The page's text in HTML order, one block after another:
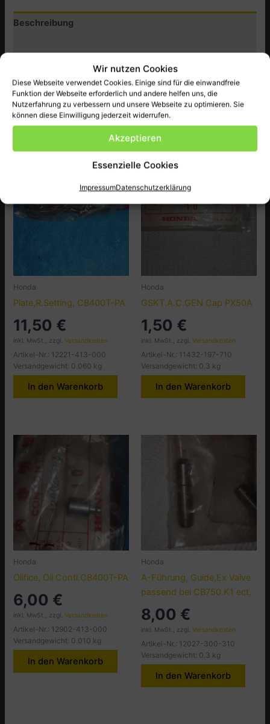
Wir nutzen Cookies
Diese Webseite verwendet Cookies. Einige sind für die einwandfreie
Funktion der Webseite erforderlich und andere helfen uns, die
Nutzerfahrung zu verbessern und unsere Webseite zu optimieren. Sie
können diese Einwilligung jederzeit widerrufen.
Akzeptieren
Essenzielle Cookies
ImpressumDatenschutzerklärung
Menge
Beschreibung
Produktsicherheit (GPSR)
Original Honda Ersatzteil passend für CB750 V.Z.-CA ect.
Honda
Plate,R.Setting, CB400T-PA
11,50 €
inkl. MwSt., zzgl.Versandkosten
Artikel-Nr.: 12221-413-000
Versandgewicht: 0.060 kg
In den Warenkorb
Honda
GSKT.A.C.GEN Cap PX50A
1,50 €
inkl. MwSt., zzgl. Versandkosten
Artikel-Nr.: 11432-197-710
Versandgewicht: 0.3 kg
In den Warenkorb
Honda
Olifice, Oil Contl.CB400T-PA
6,00 €
inkl. MwSt., zzgl.Versandkosten
Artikel-Nr.: 12902-413-000
Versandgewicht: 0.010 kg
In den Warenkorb
Honda
A-Führung, Guide,Ex Valve
passend bei CB750.K1 ect.
8,00 €
inkl. MwSt., zzgl. Versandkosten
Artikel-Nr.: 12027-300-310
Versandgewicht: 0.3 kg
In den Warenkorb